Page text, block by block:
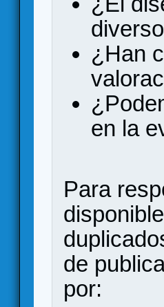
¿Han
en la
Para
de
por: